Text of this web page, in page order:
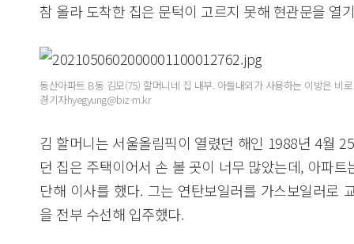
참 올라 도착한 집은 문턱이 고르지 못해 현관문을 열
동산아파트 B동 김모(75) 할머니네 집 내부. 아들내외가 사용하는 이방은 비
경기자hyegyung@biz-m.kr
김 할머니는 서울올림픽이 열렸던 해인 1988년 4월
던 집은 주택이어서 손 볼 곳이 너무 많았는데, 아파
단해 이사를 했다. 그는 연탄보일러를 가스보일러로
을 전부 수선해 입주했다.